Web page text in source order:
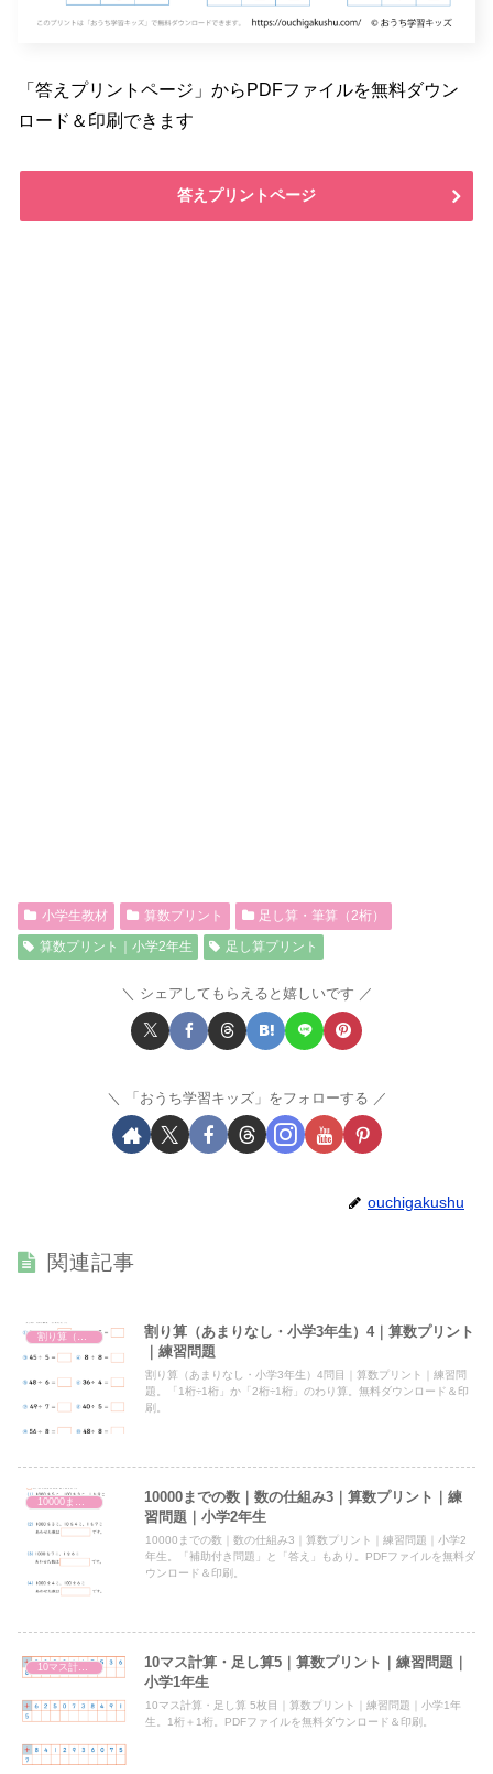
「答えプリントページ」からPDFファイルを無料ダウン
ロード＆印刷できます
答えプリントページ
小学生教材 算数プリント
足し算・筆算（2桁）
算数プリント｜小学2年生
足し算プリント
シェアしてもらえると嬉しいです
「おうち学習キッズ」をフォローする
ouchigakushu
関連記事
割り算（あまりなし・小3）
割り算（あまりなし・小学3年生）4｜算数プリント
｜練習問題
割り算（あまりなし・小学3年生）4問目｜算数プリント｜練習問
題。「1桁÷1桁」か「2桁÷1桁」のわり算。無料ダウンロード＆印
刷。
10000までの数（1000より大きい数）
10000までの数｜数の仕組み3｜算数プリント｜練
習問題｜小学2年生
10000までの数｜数の仕組み3｜算数プリント｜練習問題｜小学2
年生。「補助付き問題」と「答え」もあり。PDFファイルを無料ダ
ウンロード＆印刷。
10マス計算・足し算
10マス計算・足し算5｜算数プリント｜練習問題｜
小学1年生
10マス計算・足し算 5枚目｜算数プリント｜練習問題｜小学1年
生。1桁＋1桁。PDFファイルを無料ダウンロード＆印刷。